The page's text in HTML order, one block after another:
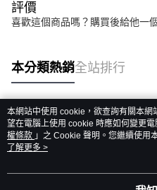
評價
喜歡這個商品嗎？購買後給他一
本分類熱銷全站排行
熱門標籤
本網站中使用 cookie，欲查詢有關本
望在電腦上使用 cookie 時應如何變更
權條款 」之 Cookie 聲明。您繼續使用
用條款之 Cookie 聲明使用 cookie。
了解更多 >